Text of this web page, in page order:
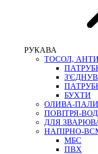
РУКАВА
ТОСОЛ,
БУХТИ
ОЛИВА-
ПОВІТРЯ-
ДЛЯ
НАПІРНО-
МБС
ПВХ